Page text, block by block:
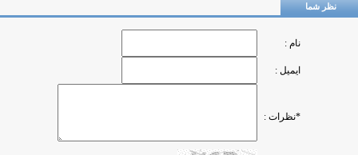
نظر شما
نام :
ایمیل :
*نظرات :